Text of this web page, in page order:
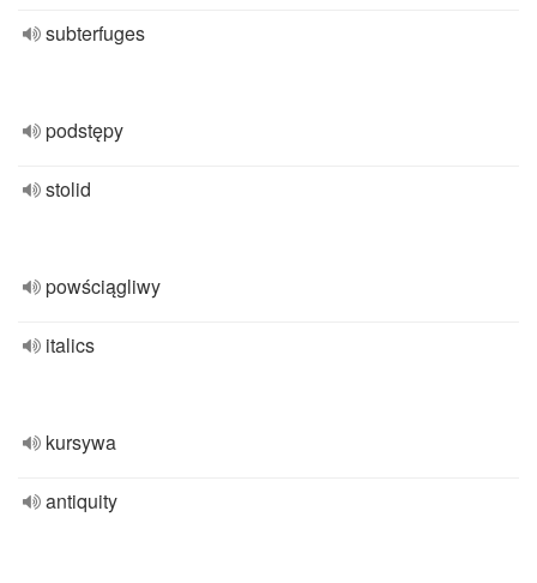
subterfuges
podstępy
stolid
powściągliwy
italics
kursywa
antiquity